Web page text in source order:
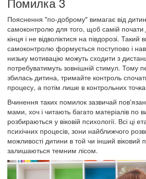
Пояснення "по-доброму" вимагає від
самоконтролю для того, щоб самій почати
кінця і не відволіктися на півдорозі. Такий
самоконтролю формується поступово і
низьку мотивацію можуть сходити з
потребуватимуть зовнішній стимул. Тому
збилась дитина, тримайте контроль
процесу, а потім лише в контрольних
Вчинення таких помилок зазвичай
мами, хоч і читають багато матеріалів по
розбираються у віковій психології. Всі ці
психічних процесів, зони найближчого
можливості дитини в той чи інший віковий
залишаються темним лісом.